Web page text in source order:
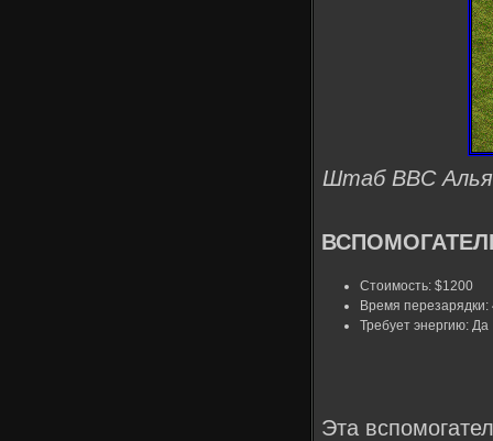
Штаб ВВС
Стоимость: $1200
Время перезарядки:
Требует энергию: Да
Эта